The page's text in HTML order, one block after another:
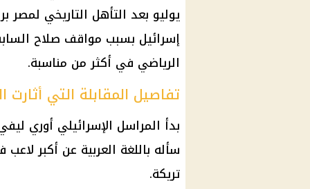
يوليو بعد التأهل التاريخي لمصر
إسرائيل بسبب مواقف صلاح
الرياضي في أكثر من مناسبة.
تفاصيل المقابلة التي أثارت
بدأ المراسل الإسرائيلي أوري
سأله باللغة العربية عن أكبر
تريكة.